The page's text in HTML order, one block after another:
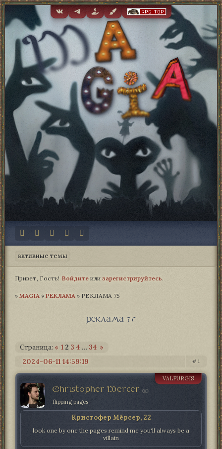
активные темы
Привет, Гость! Войдите или зарегистрируйтесь.
» MAGIA­ » РЕКЛАМА » РЕКЛАМА 75
реклама 75
Страница: « 1 2 3 4 … 34 »
1
2024-06-11 14:59:19
Christopher Mercer
VALPURGIS
flipping pages
Кристофер Мёрсер, 22
look one by one the pages remind me you'll always be a
villain